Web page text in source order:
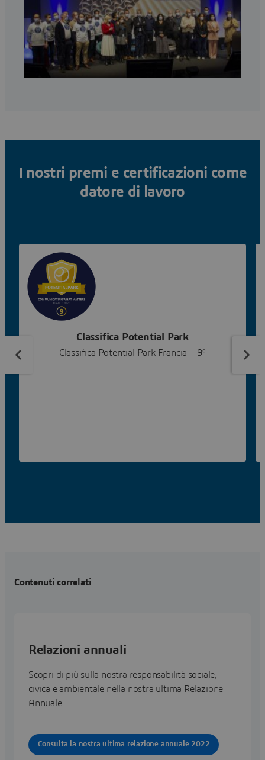
I nostri premi e certificazioni come
datore di lavoro
Classifica Potential Park
Classifica Potential Park Francia – 9º
Contenuti correlati
Relazioni annuali
Scopri di più sulla nostra responsabilità sociale,
civica e ambientale nella nostra ultima Relazione
Annuale.
Consulta la nostra ultima relazione annuale 2022